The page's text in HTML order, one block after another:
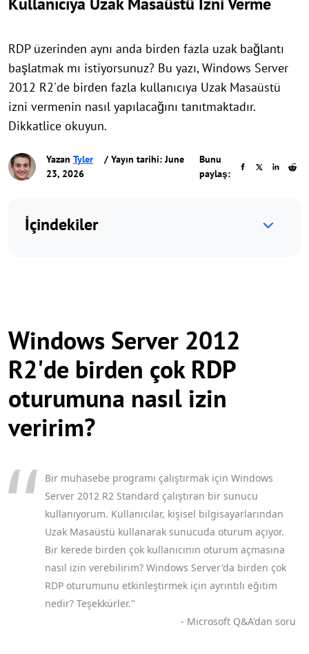
RDP üzerinden aynı anda birden fazla uzak bağlantı
başlatmak mı istiyorsunuz? Bu yazı, Windows Server
2012 R2'de birden fazla kullanıcıya Uzak Masaüstü
izni vermenin nasıl yapılacağını tanıtmaktadır.
Dikkatlice okuyun.
Yazan Tyler
/ Yayın tarihi: June
23, 2026
Bunu
paylaş:
İçindekiler
Windows Server 2012
R2'de birden çok RDP
oturumuna nasıl izin
veririm?
Bir muhasebe programı çalıştırmak için Windows
Server 2012 R2 Standard çalıştıran bir sunucu
kullanıyorum. Kullanıcılar, kişisel bilgisayarlarından
Uzak Masaüstü kullanarak sunucuda oturum açıyor.
Bir kerede birden çok kullanıcının oturum açmasına
nasıl izin verebilirim? Windows Server'da birden çok
RDP oturumunu etkinleştirmek için ayrıntılı eğitim
nedir? Teşekkürler."
- Microsoft Q&A'dan soru